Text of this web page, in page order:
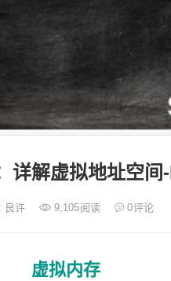
详解虚拟地址空间
良许 9,105阅读 0评论
虚拟内存